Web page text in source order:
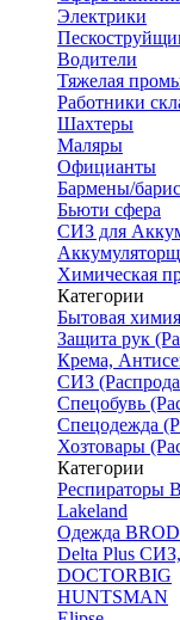
Электрики
Водители
Тяжелая
Работники
Шахтеры
Маляры
Официанты
Бармены/
Бьюти сфера
СИЗ для
Химическая
Категории
Бытовая
Защита рук
Крема,
СИЗ
Спецобувь
Спецодежда
Хозтовары
Категории
Респираторы
Lakeland
Одежда
Delta Plus
DOCTORBIG
HUNTSMAN